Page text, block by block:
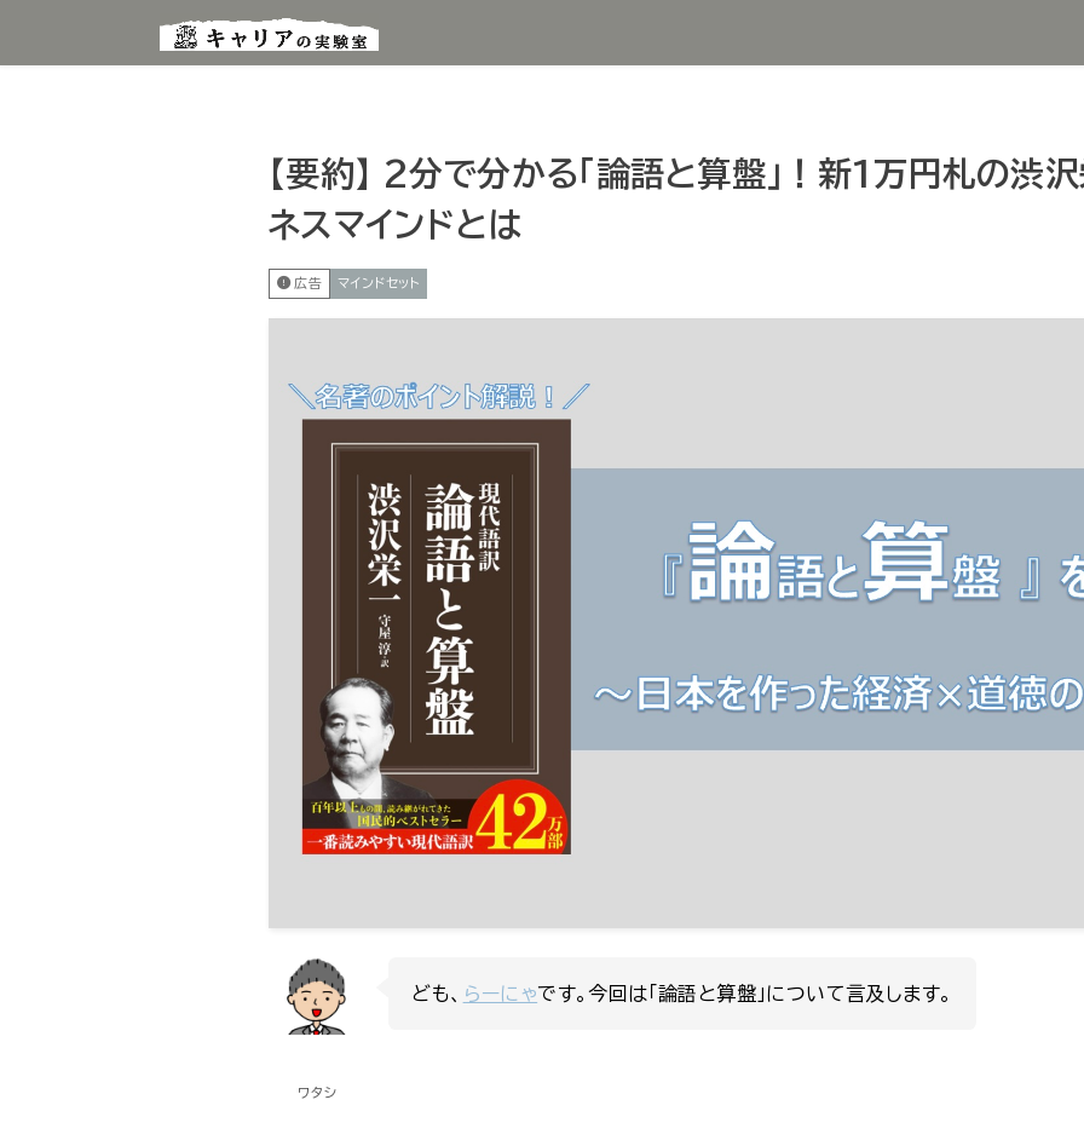
【要約】 2分で分かる「論語と算盤」！新1万円札の渋
ネスマインドとは
広告 マインドセット
ワタシ
ども、 らーにゃです。今回は「論語と算盤」について言及します。